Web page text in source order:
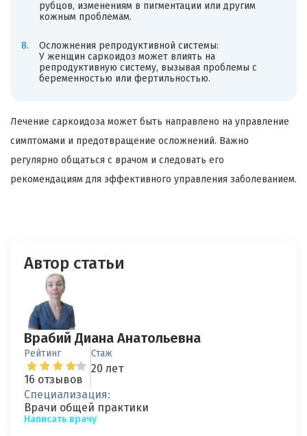
рубцов, изменениям в пигментации или другим
кожным проблемам.
Осложнения репродуктивной системы:
У женщин саркоидоз может влиять на
репродуктивную систему, вызывая проблемы с
беременностью или фертильностью.
Лечение саркоидоза может быть направлено на управление
симптомами и предотвращение осложнений. Важно
регулярно общаться с врачом и следовать его
рекомендациям для эффективного управления заболеванием.
Автор статьи
Врабий Диана Анатольевна
Рейтинг
16 отзывов
Стаж
20 лет
Специализация:
Врачи общей практики
Написать врачу